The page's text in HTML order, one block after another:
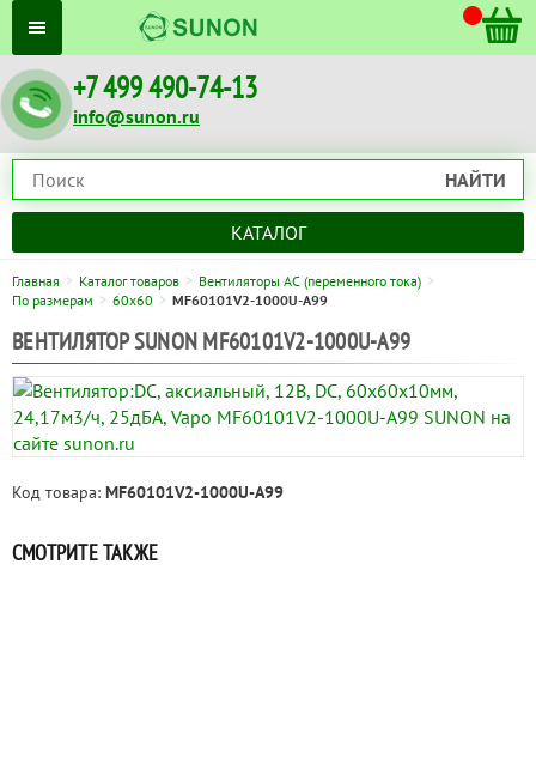
+7 499 490-74-13
info@sunon.ru
НАЙТИ
КАТАЛОГ
Главная Каталог товаров
Вентиляторы AC (переменного тока)
По размерам
60x60 MF60101V2-1000U-A99
ВЕНТИЛЯТОР SUNON MF60101V2-1000U-A99
Код товара: MF60101V2-1000U-A99
СМОТРИТЕ ТАКЖЕ